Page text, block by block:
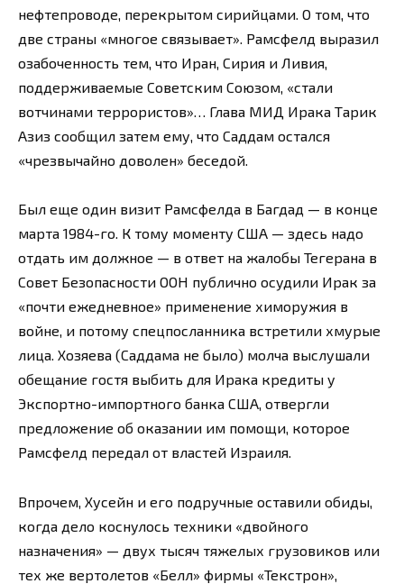
нефтепроводе, перекрытом сирийцами. О том, что
две страны «многое связывает». Рамсфелд выразил
озабоченность тем, что Иран, Сирия и Ливия,
поддерживаемые Советским Союзом, «стали
вотчинами террористов»… Глава МИД Ирака Тарик
Азиз сообщил затем ему, что Саддам остался
«чрезвычайно доволен» беседой.
Был еще один визит Рамсфелда в Багдад — в конце
марта 1984-го. К тому моменту США — здесь надо
отдать им должное — в ответ на жалобы Тегерана в
Совет Безопасности ООН публично осудили Ирак за
«почти ежедневное» применение химоружия в
войне, и потому спецпосланника встретили хмурые
лица. Хозяева (Саддама не было) молча выслушали
обещание гостя выбить для Ирака кредиты у
Экспортно-импортного банка США, отвергли
предложение об оказании им помощи, которое
Рамсфелд передал от властей Израиля.
Впрочем, Хусейн и его подручные оставили обиды,
когда дело коснулось техники «двойного
назначения» — двух тысяч тяжелых грузовиков или
тех же вертолетов «Белл» фирмы «Текстрон»,